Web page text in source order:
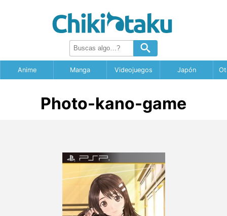
Anime Manga Videojuegos Japón
Photo-kano-game